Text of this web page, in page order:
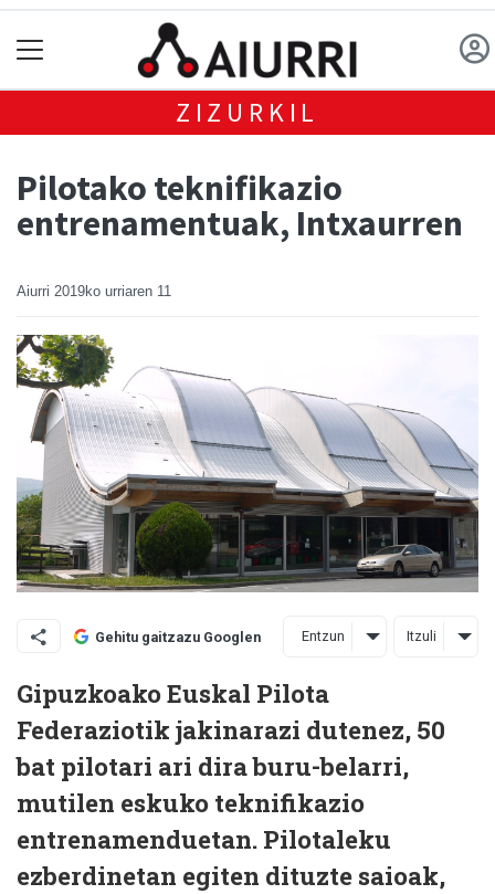
ZIZURKIL
Pilotako teknifikazio
entrenamentuak, Intxaurren
Aiurri 2019ko urriaren 11
Gehitu gaitzazu Googlen Entzun Itzuli
Gipuzkoako Euskal Pilota
Federaziotik jakinarazi dutenez, 50
bat pilotari ari dira buru-belarri,
mutilen eskuko teknifikazio
entrenamenduetan. Pilotaleku
ezberdinetan egiten dituzte saioak,